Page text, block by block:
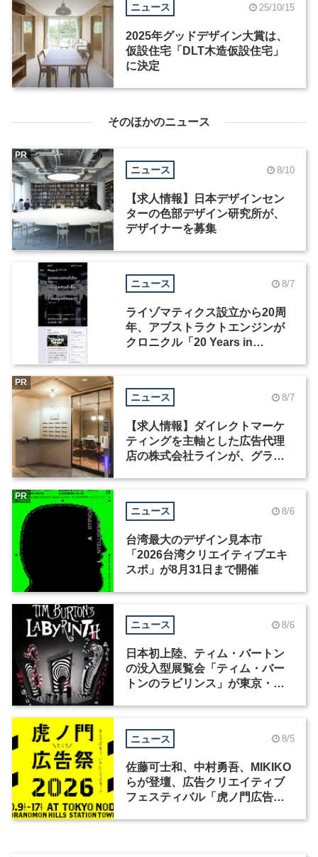
ニュース 25/10/15
2025年グッドデザイン大賞は、
仮設住宅「DLT木造仮設住宅」
に決定
そのほかのニュース
ニュース 8/10
【求人情報】日本デザインセン
ターの色部デザイン研究所が、
デザイナーを募集
PR
ニュース 8/7
ライゾマティクス設立から20周
年、アブストラクトエンジンが
クロニクル「20 Years in
ニュース 8/7
【求人情報】ダイレクトマーケ
ティングを主軸とした広告代理
店の株式会社ラインが、グラフ
PR
ニュース 8/6
台湾最大のデザイン見本市
「2026台湾クリエイティブエキ
スポ」が8月31日まで開催
PR
ニュース 8/6
日本初上陸、ティム・バートン
の没入型展覧会「ティム・バー
トンのラビリンス」が東京・豊
ニュース 8/5
佐藤可士和、中村勇吾、MIKIKO
らが登壇、広告クリエイティブ
フェスティバル「虎ノ門広告